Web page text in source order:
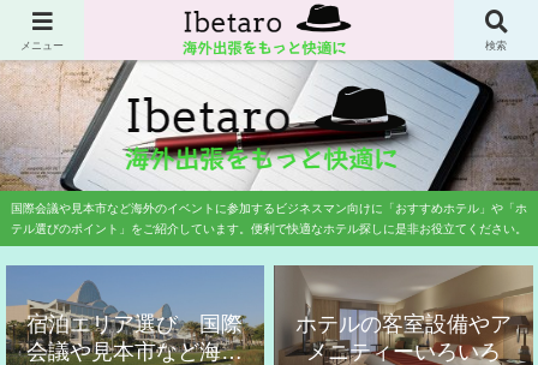
業務渡航専門の旅行会社に20年勤務歴した旅行のプロが国際会議や国際学会、
展示会、見本市などのイベント参加者にお勧めのホテルをご紹介しています。
国際会議や見本市など海外のイベントに参加するビジネスマン向けに「おすすめホテル」や「ホ
テル選びのポイント」をご紹介しています。便利で快適なホテル探しに是非お役立てください。
宿泊エリア選び 国際
会議や見本市など海外
ホテルの客室設備やア
メニティーいろいろ
メニュー 検索